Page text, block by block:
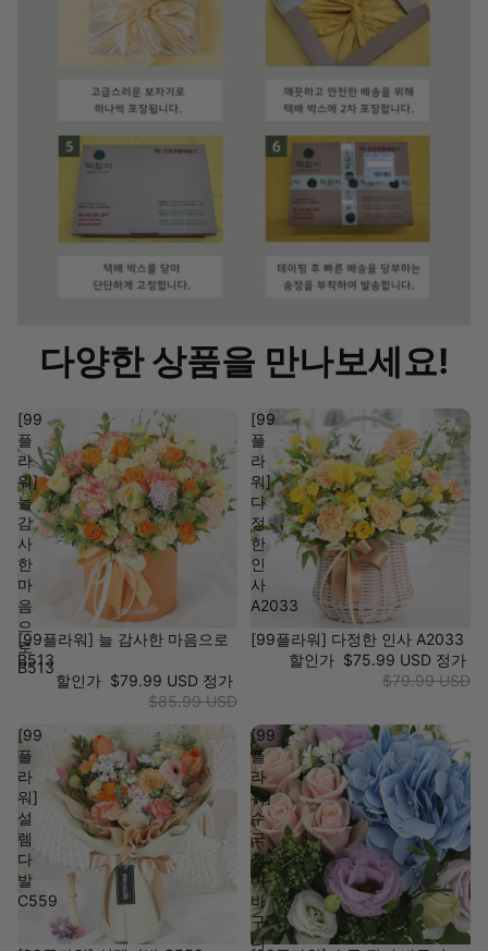
다양한 상품을 만나보세요!
[99
플
라
워]
늘
감
사
한
마
음
으
로
B513
[99플라워] 늘 감사한 마음으로
B513
할인가 $79.99 USD 정가
$85.99 USD
[99
플
라
워]
다
정
한
인
사
A2033
[99플라워] 다정한 인사 A2033
할인가 $75.99 USD 정가
$79.99 USD
[99
플
라
워]
설
렘
다
발
C559
[99
플
라
워]
수
국
장
미
바
구
니